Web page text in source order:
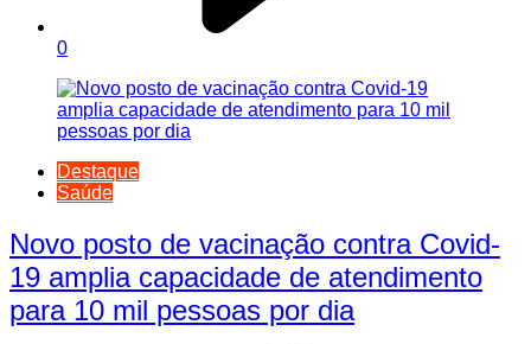
0
Destaque
Saúde
Novo posto de vacinação contra Covid-
19 amplia capacidade de atendimento
para 10 mil pessoas por dia